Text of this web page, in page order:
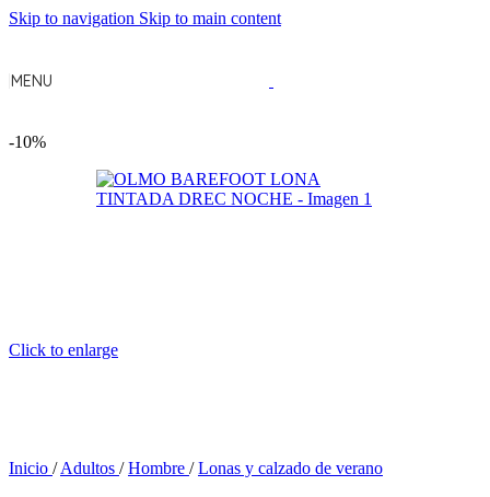
Skip to navigation Skip to main content
MENU
-10%
Click to enlarge
Inicio / Adultos / Hombre / Lonas y calzado de verano